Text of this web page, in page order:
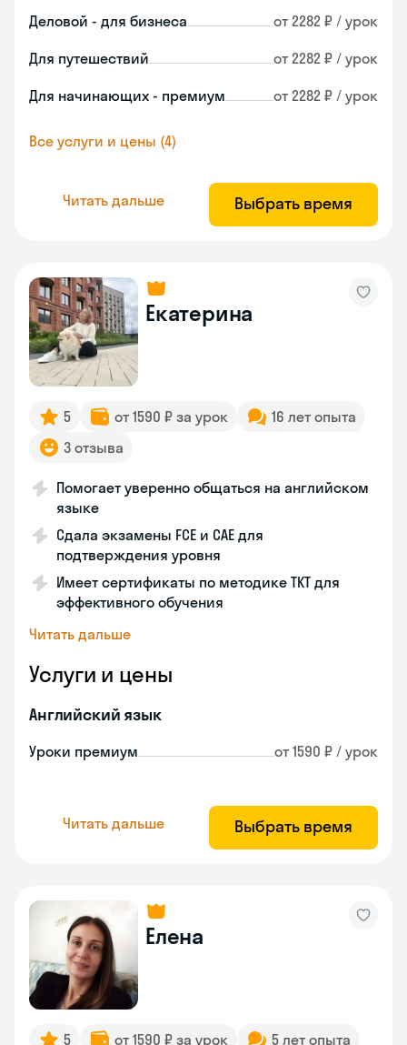
Деловой - для бизнеса от 2282 ₽ / урок
Для путешествий от 2282 ₽ / урок
Для начинающих - премиум от 2282 ₽ / урок
Все услуги и цены (4)
Читать дальше Выбрать время
Екатерина
5 от 1590 ₽ за урок
16 лет опыта
3 отзыва
Помогает уверенно общаться на английском
языке
Сдала экзамены FCE и CAE для
подтверждения уровня
Имеет сертификаты по методике TKT для
эффективного обучения
Читать дальше
Услуги и цены
Английский язык
Уроки премиум от 1590 ₽ / урок
Читать дальше Выбрать время
Елена
5 от 1590 ₽ за урок
5 лет опыта